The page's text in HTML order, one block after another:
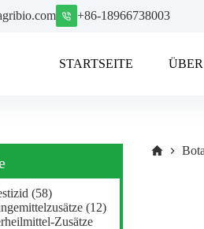
+86-18966738003
STARTSEITE
(58)
(12)
Zusätze